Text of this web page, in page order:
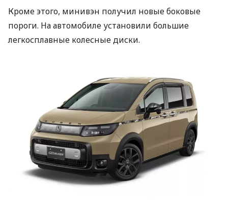
Кроме этого, минивэн получил новые боковые
пороги. На автомобиле установили большие
легкосплавные колесные диски.